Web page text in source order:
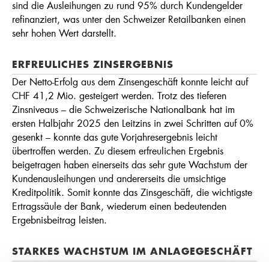
sind die Ausleihungen zu rund 95% durch Kundengelder
refinanziert, was unter den Schweizer Retailbanken einen
sehr hohen Wert darstellt.
ERFREULICHES ZINSERGEBNIS
Der Netto-Erfolg aus dem Zinsengeschäft konnte leicht auf
CHF 41,2 Mio. gesteigert werden. Trotz des tieferen
Zinsniveaus – die Schweizerische Nationalbank hat im
ersten Halbjahr 2025 den Leitzins in zwei Schritten auf 0%
gesenkt – konnte das gute Vorjahresergebnis leicht
übertroffen werden. Zu diesem erfreulichen Ergebnis
beigetragen haben einerseits das sehr gute Wachstum der
Kundenausleihungen und andererseits die umsichtige
Kreditpolitik. Somit konnte das Zinsgeschäft, die wichtigste
Ertragssäule der Bank, wiederum einen bedeutenden
Ergebnisbeitrag leisten.
STARKES WACHSTUM IM ANLAGEGESCHÄFT